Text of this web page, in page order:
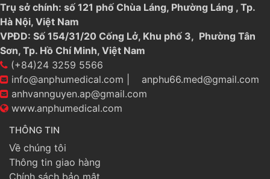
Trụ sở chính: số 121 phố Chùa Láng, Phường Láng , Tp.
Hà Nội, Việt Nam
VPĐD: Số 154/31/20 Cống Lở, Khu phố 3, Phường Tân
Sơn, Tp. Hồ Chí Minh, Việt Nam
(+84)24 3259 5566
info@anphumedical.com
anphu66.med@gmail.com
anhvannguyen.ap@gmail.com
www.anphumedical.com
THÔNG TIN
Về chúng tôi
Thông tin giao hàng